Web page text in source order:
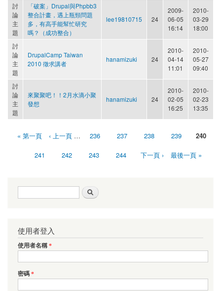
討
論
主
題
「破案」Drupal與Phpbb3
整合計畫，遇上瓶頸問題
多，有高手能幫忙研究
嗎？（成功整合）
lee19810715 24
2009-
06-05
16:14
2010-
03-29
18:00
討
論
主
題
DrupalCamp Taiwan
2010 徵求講者
hanamizuki 24
2010-
04-14
11:01
2010-
05-27
09:40
討
論
主
題
來聚聚吧！！2月水滴小聚
發想
hanamizuki 24
2010-
02-05
16:25
2010-
02-23
13:35
頁面« 第一頁 ‹ 上一頁 … 236 237 238 239 240
241 242 243 244 下一頁 › 最後一頁 »
搜尋表單
使用者登入
使用者名稱*
密碼*